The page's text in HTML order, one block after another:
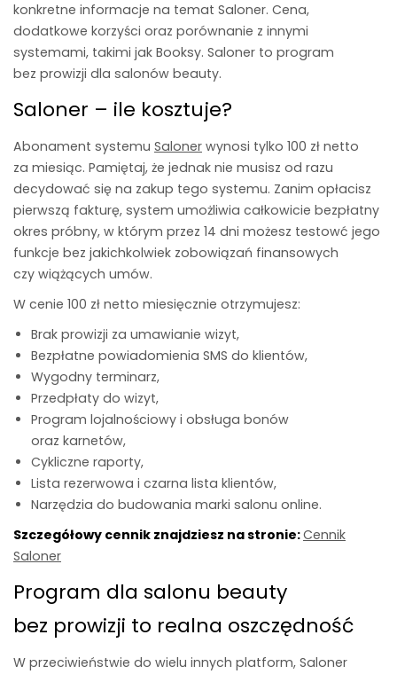
konkretne informacje na temat Saloner. Cena,
dodatkowe korzyści oraz porównanie z innymi
systemami, takimi jak Booksy. Saloner to program
bez prowizji dla salonów beauty.
Saloner – ile kosztuje?
Abonament systemu Saloner wynosi tylko 100 zł netto
za miesiąc. Pamiętaj, że jednak nie musisz od razu
decydować się na zakup tego systemu. Zanim opłacisz
pierwszą fakturę, system umożliwia całkowicie bezpłatny
okres próbny, w którym przez 14 dni możesz testowć jego
funkcje bez jakichkolwiek zobowiązań finansowych
czy wiążących umów.
W cenie 100 zł netto miesięcznie otrzymujesz:
Brak prowizji za umawianie wizyt,
Bezpłatne powiadomienia SMS do klientów,
Wygodny terminarz,
Przedpłaty do wizyt,
Program lojalnościowy i obsługa bonów
oraz karnetów,
Cykliczne raporty,
Lista rezerwowa i czarna lista klientów,
Narzędzia do budowania marki salonu online.
Szczegółowy cennik znajdziesz na stronie:Cennik
Saloner
Program dla salonu beauty
bez prowizji to realna oszczędność
W przeciwieństwie do wielu innych platform, Saloner